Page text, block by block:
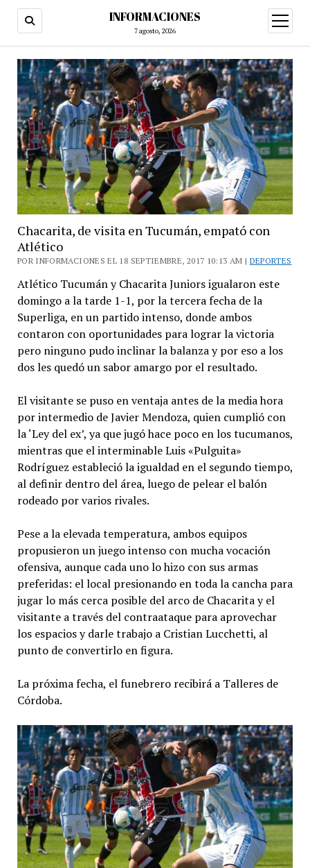
INFORMACIONES
7 agosto, 2026
abrir
menú
Chacarita, de visita en Tucumán, empató con
Atlético
POR INFORMACIONES EL 18 SEPTIEMBRE, 2017 10:13 AM | DEPORTES
Atlético Tucumán y Chacarita Juniors igualaron este
domingo a la tarde 1-1, por la tercera fecha de la
Superliga, en un partido intenso, donde ambos
contaron con oportunidades para lograr la victoria
pero ninguno pudo inclinar la balanza y por eso a los
dos les quedó un sabor amargo por el resultado.
El visitante se puso en ventaja antes de la media hora
por intermedio de Javier Mendoza, quien cumplió con
la ‘Ley del ex’, ya que jugó hace poco en los tucumanos,
mientras que el interminable Luis «Pulguita»
Rodríguez estableció la igualdad en el segundo tiempo,
al definir dentro del área, luego de pelear el balón
rodeado por varios rivales.
Pese a la elevada temperatura, ambos equipos
propusieron un juego intenso con mucha vocación
ofensiva, aunque cada uno lo hizo con sus armas
preferidas: el local presionando en toda la cancha para
jugar lo más cerca posible del arco de Chacarita y el
visitante a través del contraataque para aprovechar
los espacios y darle trabajo a Cristian Lucchetti, al
punto de convertirlo en figura.
La próxima fecha, el funebrero recibirá a Talleres de
Córdoba.